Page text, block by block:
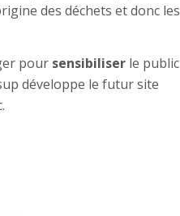
des déchets et donc les
pour sensibiliser le public
développe le futur site